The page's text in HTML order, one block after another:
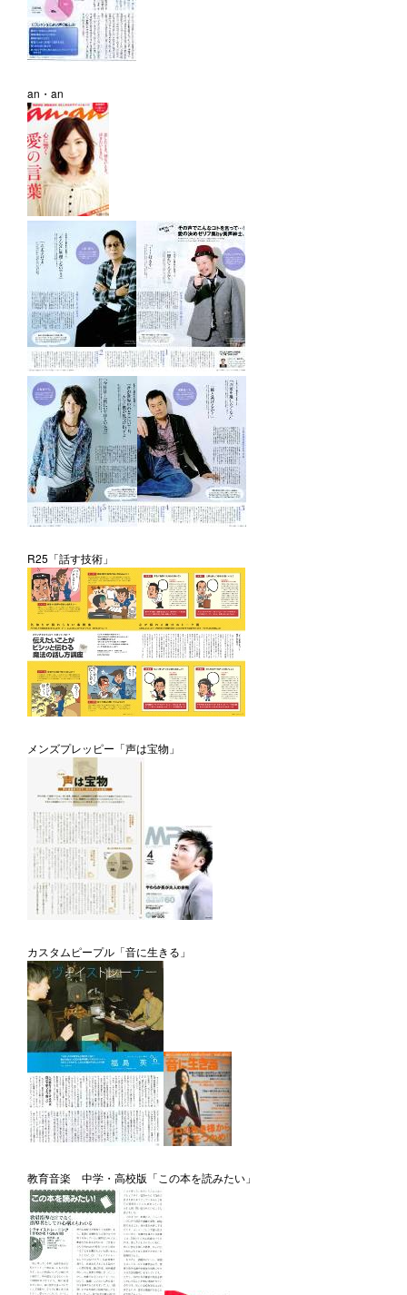
an・an
R25「話す技術」
メンズプレッピー「声は宝物」
カスタムピープル「音に生きる」
教育音楽 中学・高校版「この本を読みたい」